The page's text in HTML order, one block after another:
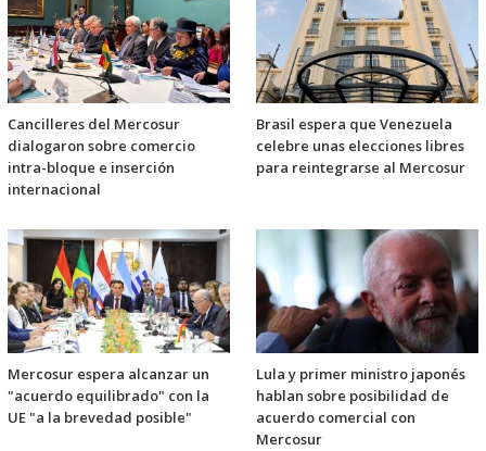
Cancilleres del Mercosur
dialogaron sobre comercio
intra-bloque e inserción
internacional
Brasil espera que Venezuela
celebre unas elecciones libres
para reintegrarse al Mercosur
Mercosur espera alcanzar un
"acuerdo equilibrado" con la
UE "a la brevedad posible"
Lula y primer ministro japonés
hablan sobre posibilidad de
acuerdo comercial con
Mercosur